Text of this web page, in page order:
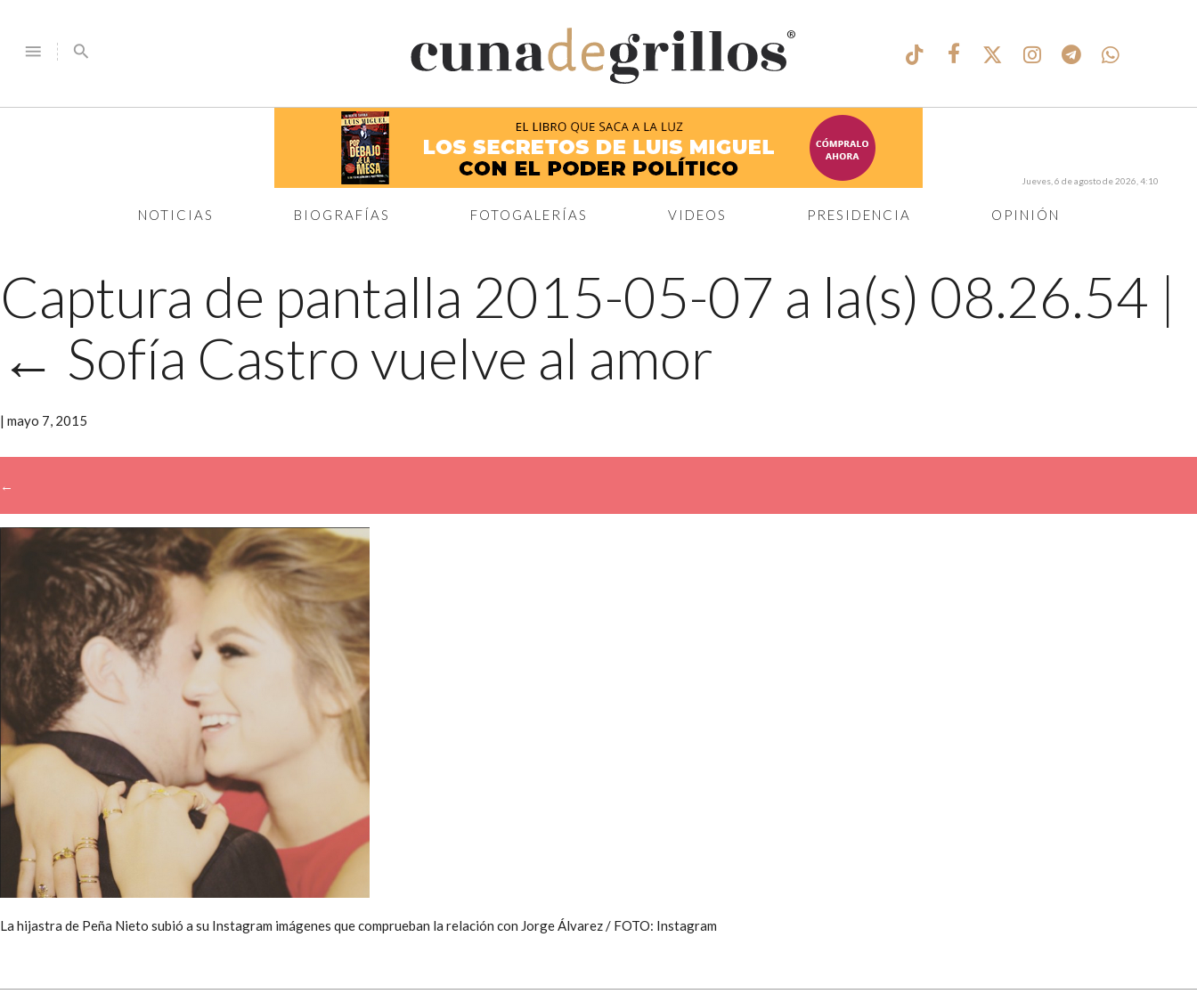
menu search
®
NOTICIAS BIOGRAFÍAS FOTOGALERÍAS VIDEOS PRESIDENCIA OPINIÓN
Jueves, 6 de agosto de 2026, 4:10
Captura de pantalla 2015-05-07 a la(s) 08.26.54 |
← Sofía Castro vuelve al amor
| mayo 7, 2015
←
La hijastra de Peña Nieto subió a su Instagram imágenes que comprueban la relación con Jorge Álvarez / FOTO: Instagram